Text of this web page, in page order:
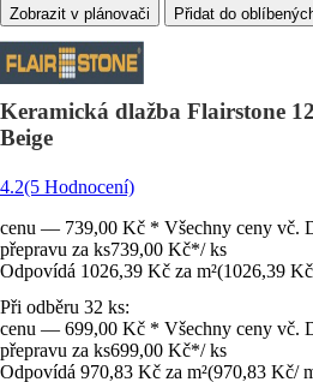
Zobrazit v plánovači
Keramická dlažba Flairstone
Beige
4.2(5 Hodnocení)
cenu — 739,00 Kč * Všechny ceny vč.
přepravu za ks739,00 Kč*/ ks
Odpovídá 1026,39 Kč za m²(1026,39 Kč
Při odběru 32 ks:
cenu — 699,00 Kč * Všechny ceny vč.
přepravu za ks699,00 Kč*/ ks
Odpovídá 970,83 Kč za m²(970,83 Kč/